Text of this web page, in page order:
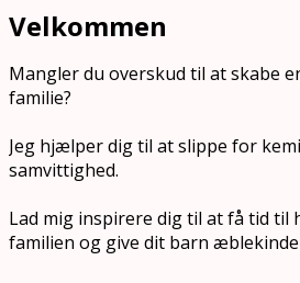
Velkommen
Mangler du overskud til at skabe
familie?
Jeg hjælper dig til at slippe for
samvittighed.
Lad mig inspirere dig til at få tid til
familien og give dit barn